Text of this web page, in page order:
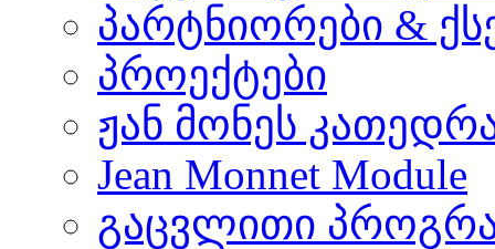
პარტნიორები &
პროექტები
ჟან მონეს
Jean Monnet Module
გაცვლითი